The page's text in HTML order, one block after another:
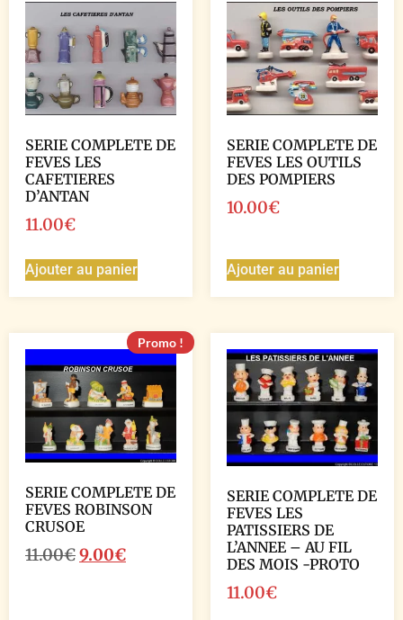
SERIE COMPLETE DE
FEVES LES
CAFETIERES
D’ANTAN
11.00€
Ajouter au panier
SERIE COMPLETE DE
FEVES LES OUTILS
DES POMPIERS
10.00€
Ajouter au panier
Promo !
SERIE COMPLETE DE
FEVES ROBINSON
CRUSOE
11.00€9.00€
SERIE COMPLETE DE
FEVES LES
PATISSIERS DE
L’ANNEE – AU FIL
DES MOIS -PROTO
11.00€